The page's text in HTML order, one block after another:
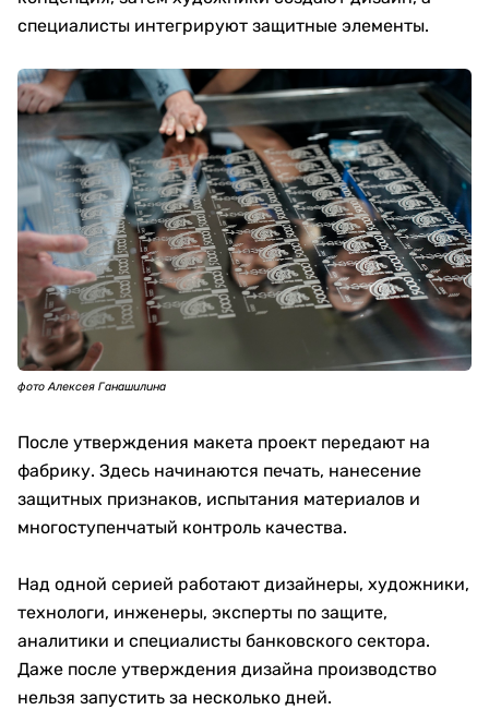
специалисты интегрируют защитные элементы.
фото Алексея Ганашилина
После утверждения макета проект передают на
фабрику. Здесь начинаются печать, нанесение
защитных признаков, испытания материалов и
многоступенчатый контроль качества.
Над одной серией работают дизайнеры, художники,
технологи, инженеры, эксперты по защите,
аналитики и специалисты банковского сектора.
Даже после утверждения дизайна производство
нельзя запустить за несколько дней.